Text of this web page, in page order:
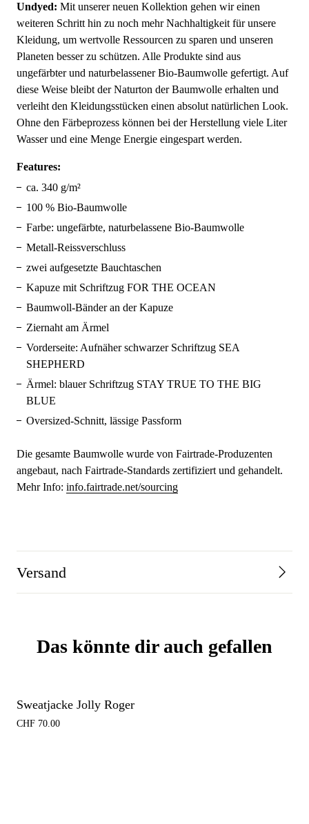
Undyed: Mit unserer neuen Kollektion gehen wir einen
weiteren Schritt hin zu noch mehr Nachhaltigkeit für unsere
Kleidung, um wertvolle Ressourcen zu sparen und unseren
Planeten besser zu schützen. Alle Produkte sind aus
ungefärbter und naturbelassener Bio-Baumwolle gefertigt. Auf
diese Weise bleibt der Naturton der Baumwolle erhalten und
verleiht den Kleidungsstücken einen absolut natürlichen Look.
Ohne den Färbeprozess können bei der Herstellung viele Liter
Wasser und eine Menge Energie eingespart werden.
Features:
ca. 340 g/m²
100 % Bio-Baumwolle
Farbe: ungefärbte, naturbelassene Bio-Baumwolle
Metall-Reissverschluss
zwei aufgesetzte Bauchtaschen
Kapuze mit Schriftzug FOR THE OCEAN
Baumwoll-Bänder an der Kapuze
Ziernaht am Ärmel
Vorderseite: Aufnäher schwarzer Schriftzug SEA
SHEPHERD
Ärmel: blauer Schriftzug STAY TRUE TO THE BIG
BLUE
Oversized-Schnitt, lässige Passform
Die gesamte Baumwolle wurde von Fairtrade-Produzenten
angebaut, nach Fairtrade-Standards zertifiziert und gehandelt.
Mehr Info: info.fairtrade.net/sourcing
Versand
Das könnte dir auch gefallen
Sweatjacke Jolly Roger
CHF 70.00